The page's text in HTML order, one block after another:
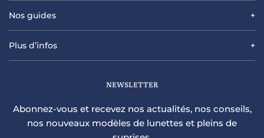
Nos guides
Plus d’infos
NEWSLETTER
Abonnez-vous et recevez nos actualités, nos conseils,
nos nouveaux modèles de lunettes et pleins de